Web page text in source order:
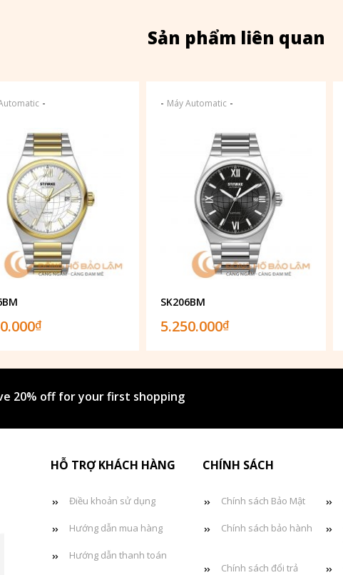
Sản phẩm liên quan
-
₫
- Máy Automatic-
SK206BM
5.250.000₫
20% off for your first shopping
HỖ TRỢ KHÁCH HÀNG
Điều khoản sử dụng
Hướng dẫn mua hàng
Hướng dẫn thanh toán
CHÍNH SÁCH
Chính sách Bảo Mật
Chính sách bảo hành
Chính sách đổi trả